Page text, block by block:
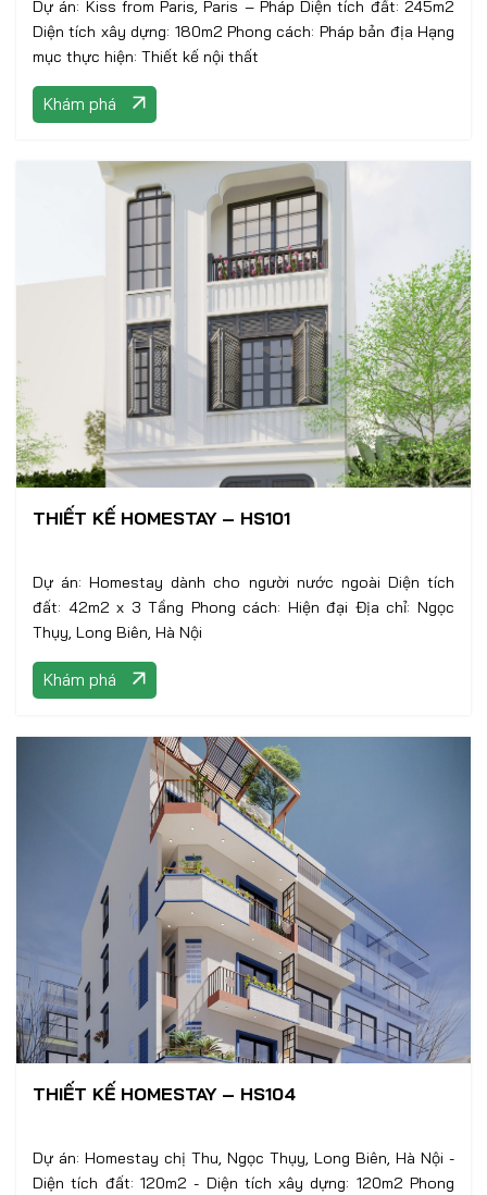
Dự án: Kiss from Paris, Paris – Pháp Diện tích đất: 245m2
Diện tích xây dựng: 180m2 Phong cách: Pháp bản địa Hạng
mục thực hiện: Thiết kế nội thất
Khám phá
THIẾT KẾ HOMESTAY – HS101
Dự án: Homestay dành cho người nước ngoài Diện tích
đất: 42m2 x 3 Tầng Phong cách: Hiện đại Địa chỉ: Ngọc
Thụy, Long Biên, Hà Nội
Khám phá
THIẾT KẾ HOMESTAY – HS104
Dự án: Homestay chị Thu, Ngọc Thụy, Long Biên, Hà Nội -
Diện tích đất: 120m2 - Diện tích xây dựng: 120m2 Phong